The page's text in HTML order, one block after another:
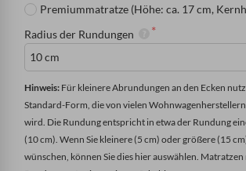
Premiummatratze (Höhe: ca. 17 cm,
Radius der Rundungen
Hinweis: Für kleinere Abrundungen an den Ecken
Standard-Form, die von vielen
wird. Die Rundung entspricht in etwa der Rundung
(10 cm). Wenn Sie kleinere (5 cm) oder größere (15
wünschen, können Sie dies hier auswählen.